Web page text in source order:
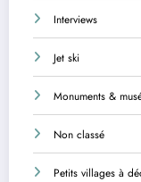
Interviews
Jet ski
Monuments &
Non classé
Petits villages à